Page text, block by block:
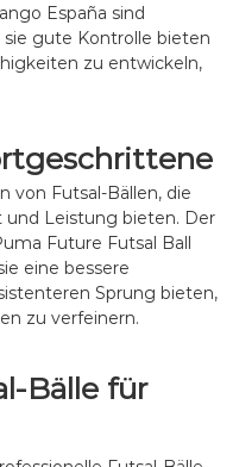
España sind
gute Kontrolle bieten
zu entwickeln,
von Futsal-Bällen, die
und Leistung bieten. Der
Future Futsal Ball
eine bessere
Sprung bieten,
zu verfeinern.
Bälle für